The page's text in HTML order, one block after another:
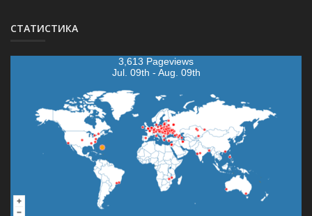
СТАТИСТИКА
3,613 Pageviews
Jul. 09th - Aug. 09th